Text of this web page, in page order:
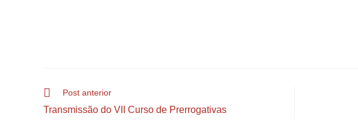
Post anterior
Transmissão do VII Curso de Prerrogativas